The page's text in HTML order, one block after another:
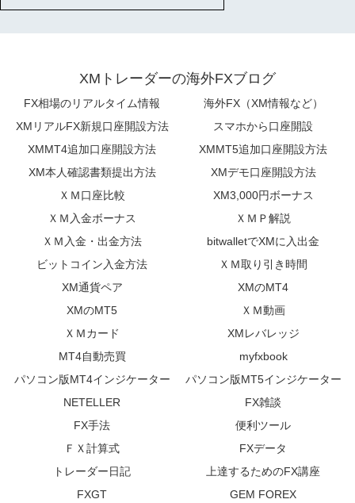
XMトレーダーの海外FXブログ
FX相場のリアルタイム情報
海外FX（XM情報など）
XMリアルFX新規口座開設方法
スマホから口座開設
XMMT4追加口座開設方法
XMMT5追加口座開設方法
XM本人確認書類提出方法
XMデモ口座開設方法
ＸＭ口座比較
XM3,000円ボーナス
ＸＭ入金ボーナス
ＸＭＰ解説
ＸＭ入金・出金方法
bitwalletでXMに入出金
ビットコイン入金方法
ＸＭ取り引き時間
XM通貨ペア
XMのMT4
XMのMT5
ＸＭ動画
ＸＭカード
XMレバレッジ
MT4自動売買
myfxbook
パソコン版MT4インジケーター
パソコン版MT5インジケーター
NETELLER
FX雑談
FX手法
便利ツール
ＦＸ計算式
FXデータ
トレーダー日記
上達するためのFX講座
FXGT
GEM FOREX